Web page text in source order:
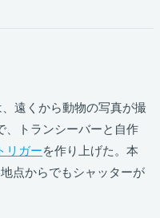
遠くから動物の写真が撮
、トランシーバーと自作
リガーを作り上げた。本
点からでもシャッターが